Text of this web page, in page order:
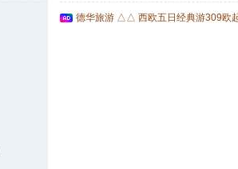
德华旅游 △△ 西欧五日经典游309欧